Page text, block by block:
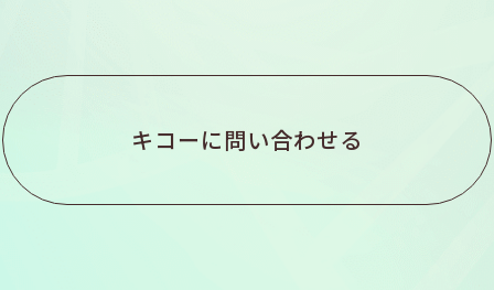
キコーに問い合わせる